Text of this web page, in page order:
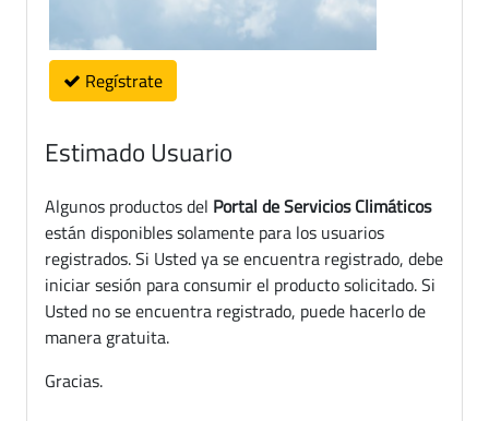
Regístrate
Estimado Usuario
Algunos productos del Portal de Servicios Climáticos
están disponibles solamente para los usuarios
registrados. Si Usted ya se encuentra registrado, debe
iniciar sesión para consumir el producto solicitado. Si
Usted no se encuentra registrado, puede hacerlo de
manera gratuita.
Gracias.